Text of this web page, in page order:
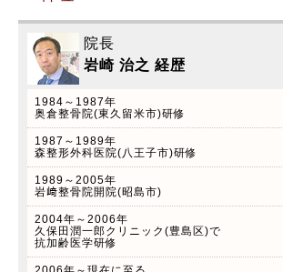
2022.2.7
自律神経美容術(フェイステクニッ
院長岩崎治之は以前美容外科トー
ーラボ久保田潤一郎クリニック(東
ラクティック外来開設していた経
の度本年4月から自律神経美容術(
ック)スタート致します！ ※当院は
LINEペイを導入しています！是非
院長
岩崎 治之 経歴
1984～1987年
奥倉整骨院(東久留米市)研修
1987～1989年
森整形外科医院(八王子市)研修
1989～2005年
岩﨑整骨院開院(昭島市)
2004年～2006年
久保田潤一郎クリニック(豊島区)で
抗加齢医学研修